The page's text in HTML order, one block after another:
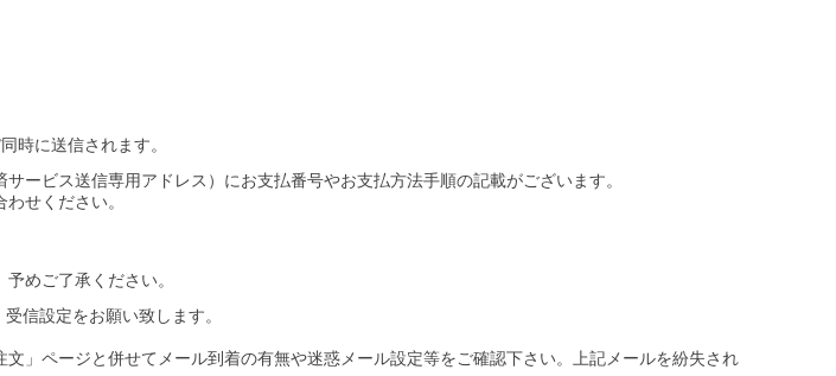
時に送信されます。
ービス送信専用アドレス）にお支払番号やお支払方法手順の記載がございます。
せください。
めご了承ください。
信設定をお願い致します。
」ページと併せてメール到着の有無や迷惑メール設定等をご確認下さい。 上記メールを紛失され